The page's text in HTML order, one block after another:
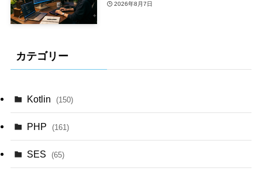
2026年8月7日
カテゴリー
Kotlin (150)
PHP (161)
SES (65)